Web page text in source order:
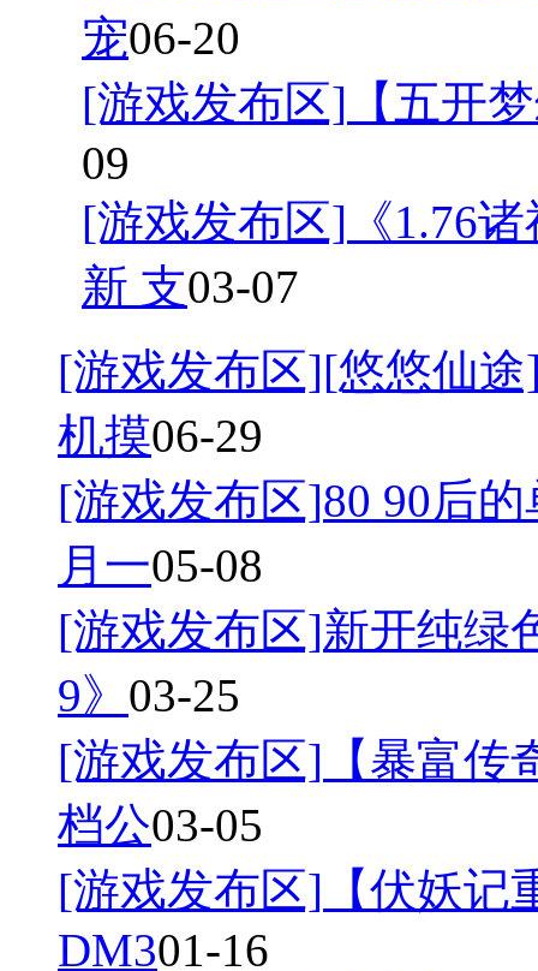
宠06-20
[游戏发布区] 【五开
09
[游戏发布区] 《1.76
新 支03-07
[游戏发布区][悠悠仙
机摸06-29
[游戏发布区]80 90后
月一05-08
[游戏发布区]新开纯绿
9》 03-25
[游戏发布区] 【暴富
档公03-05
[游戏发布区] 【伏妖
DM301-16